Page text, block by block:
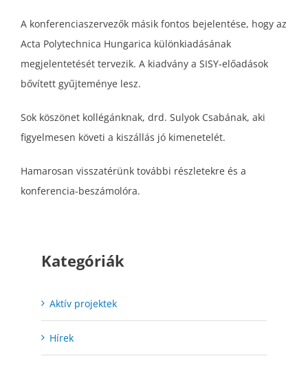
A konferenciaszervezők másik fontos bejelentése, hogy az
Acta Polytechnica Hungarica különkiadásának
megjelentetését tervezik. A kiadvány a SISY-előadások
bővített gyűjteménye lesz.
Sok köszönet kollégánknak, drd. Sulyok Csabának, aki
figyelmesen követi a kiszállás jó kimenetelét.
Hamarosan visszatérünk további részletekre és a
konferencia-beszámolóra.
Kategóriák
Aktív projektek
Hírek